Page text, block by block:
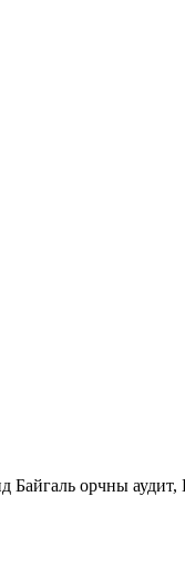
орчны аудит,